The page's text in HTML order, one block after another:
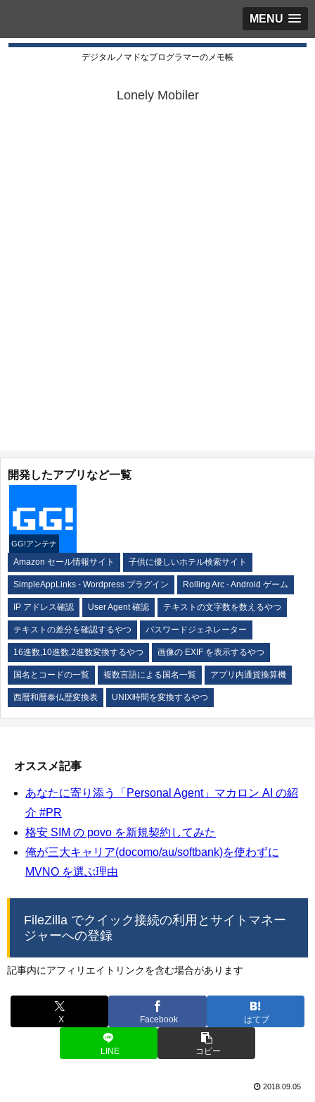
MENU
デジタルノマドなプログラマーのメモ帳
Lonely Mobiler
開発したアプリなど一覧
GG!アンテナ
Amazon セール情報サイト 子供に優しいホテル検索サイト
SimpleAppLinks - Wordpress プラグイン Rolling Arc - Android ゲーム
IP アドレス確認 User Agent 確認 テキストの文字数を数えるやつ
テキストの差分を確認するやつ パスワードジェネレーター
16進数,10進数,2進数変換するやつ 画像の EXIF を表示するやつ
国名とコードの一覧 複数言語による国名一覧 アプリ内通貨換算機
西暦和暦泰仏歴変換表 UNIX時間を変換するやつ
オススメ記事
あなたに寄り添う「Personal Agent」マカロン AI の紹
介 #PR
格安 SIM の povo を新規契約してみた
俺が三大キャリア(docomo/au/softbank)を使わずに
MVNO を選ぶ理由
FileZilla でクイック接続の利用とサイトマネー
ジャーへの登録
記事内にアフィリエイトリンクを含む場合があります
X Facebook はてブ
LINE コピー
2018.09.05